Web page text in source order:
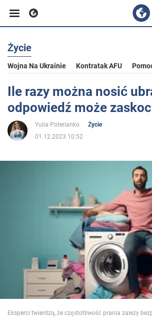
Biznes
Sport
Rozrywka
Społeczeństwo
Wojna na Ukrainie
Świat
Jedzenie
Życie
Wojna Na Ukrainie Kontratak AFU
Ile razy można nosić
odpowiedź może
Yulia Poterianko
Życie
01.12.2023 10:52
Eksperci twierdzą, że częstotliwość prania zależy